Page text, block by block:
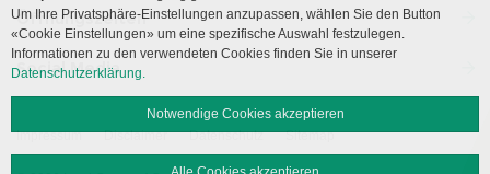
Öffnungszeiten
Social Media
Impressum Disclaimer Datenschutz Sitemap
Um Ihre Privatsphäre-Einstellungen anzupassen, wählen Sie den Button
«Cookie Einstellungen» um eine spezifische Auswahl festzulegen.
Informationen zu den verwendeten Cookies finden Sie in unserer
Datenschutzerklärung.
Notwendige Cookies akzeptieren